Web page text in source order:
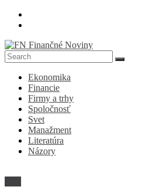
Skip
FN
Finančné
Noviny
Denník
ekonomike
spoločnosti
Ekonomika
Financie
Firmy a trhy
Spoločnosť
Svet
Manažment
Literatúra
Názory